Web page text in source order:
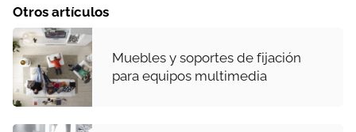
Otros artículos
Muebles y soportes de fijación
para equipos multimedia